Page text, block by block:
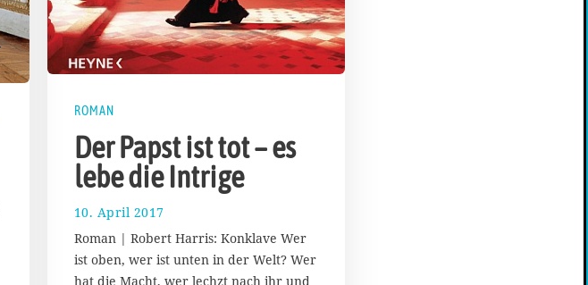
ROMAN
Der Papst ist tot – es
lebe die Intrige
10. April 2017
0
.
A
Roman | Robert Harris: Konklave Wer
ist oben, wer ist unten in der Welt? Wer
hat die Macht, wer lechzt nach ihr und